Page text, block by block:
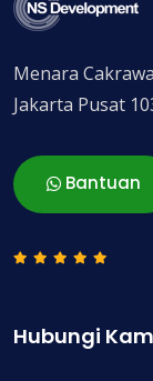
Menara
Jakarta Pusat
Bantuan
Hubungi